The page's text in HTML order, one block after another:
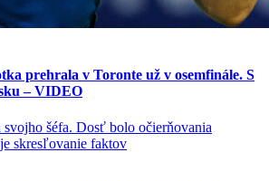
prehrala v Toronte už v osemfinále. S
– VIDEO